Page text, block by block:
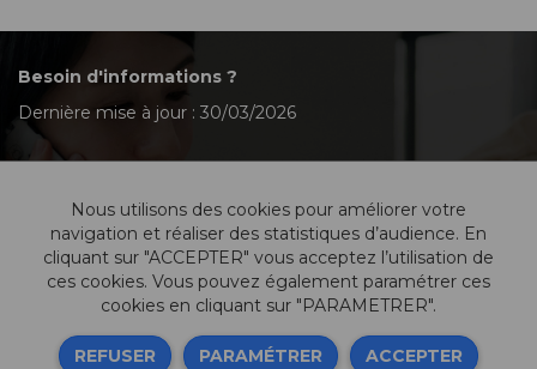
Besoin d'informations ?
Dernière mise à jour : 30/03/2026
Contactez-nous
Informations légales
Sitemap
Nous utilisons des cookies pour améliorer votre
navigation et réaliser des statistiques d’audience. En
cliquant sur "ACCEPTER" vous acceptez l’utilisation de
ces cookies. Vous pouvez également paramétrer ces
cookies en cliquant sur "PARAMETRER".
REFUSER PARAMÉTRER ACCEPTER